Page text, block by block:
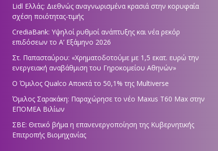
Lidl Ελλάς: Διεθνώς αναγνωρισμένα κρασιά στην κορυφαία
σχέση ποιότητας-τιμής
CrediaBank: Υψηλοί ρυθμοί ανάπτυξης και νέα ρεκόρ
επιδόσεων το Α’ Εξάμηνο 2026
Στ. Παπασταύρου: «Χρηματοδοτούμε με 1,5 εκατ. ευρώ την
ενεργειακή αναβάθμιση του Γηροκομείου Αθηνών»
Ο Όμιλος Qualco Αποκτά το 50,1% της Multiverse
Όμιλος Σαρακάκη: Παραχώρησε το νέο Maxus T60 Max στην
ΕΠΟΜΕΑ Βιλίων
ΣΒΕ: Θετικό βήμα η επανενεργοποίηση της Κυβερνητικής
Επιτροπής Βιομηχανίας